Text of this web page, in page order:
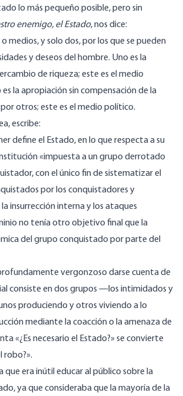
lo más pequeño posible, pero sin
enemigo, el Estado, nos dice:
medios, y solo dos, por los que se pueden
y deseos del hombre. Uno es la
de riqueza; este es el medio
la apropiación sin compensación de la
otros; este es el medio político.
escribe:
define el Estado, en lo que respecta a su
«impuesta a un grupo derrotado
con el único fin de sistematizar el
por los conquistadores y
insurrección interna y los ataques
no tenía otro objetivo final que la
del grupo conquistado por parte del
vergonzoso darse cuenta de
consiste en dos grupos —los intimidados y
produciendo y otros viviendo a lo
mediante la coacción o la amenaza de
«¿Es necesario el Estado?» se convierte
robo?».
que era inútil educar al público sobre la
ya que consideraba que la mayoría de la